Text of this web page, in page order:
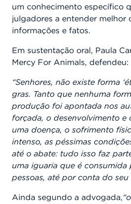
um conhecimento específico
julgadores a entender melhor
informações e fatos.
Em sustentação oral, Paula
Mercy For Animals, defendeu:
“Senhores, não existe forma
gras. Tanto que nenhuma
produção foi apontada nos
forçada, o desenvolvimento e
uma doença, o sofrimento
intenso, as péssimas
até o abate: tudo isso faz
uma iguaria que é consumida
pessoas, até por conta do seu
Ainda segundo a advogada,